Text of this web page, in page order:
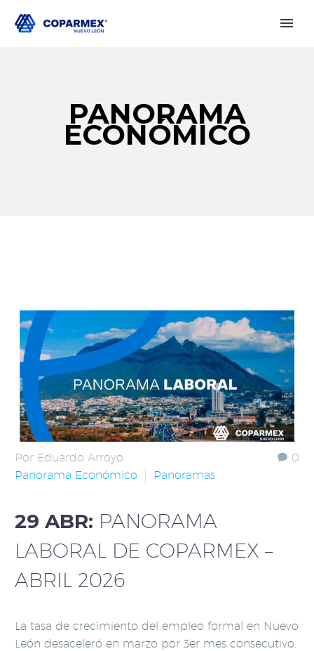
PANORAMA
ECONÓMICO
0
Por Eduardo Arroyo
Panorama Económico
Panoramas
29 ABR: PANORAMA
LABORAL DE COPARMEX –
ABRIL 2026
La tasa de crecimiento del empleo formal en Nuevo
León desaceleró en marzo por 3er mes consecutivo.